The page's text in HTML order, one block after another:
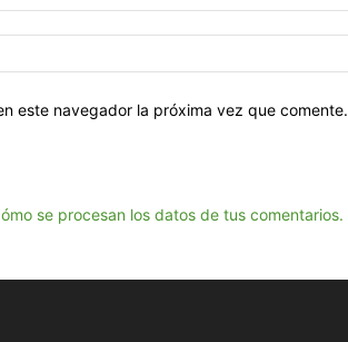
este navegador la próxima vez que comente.
se procesan los datos de tus comentarios.